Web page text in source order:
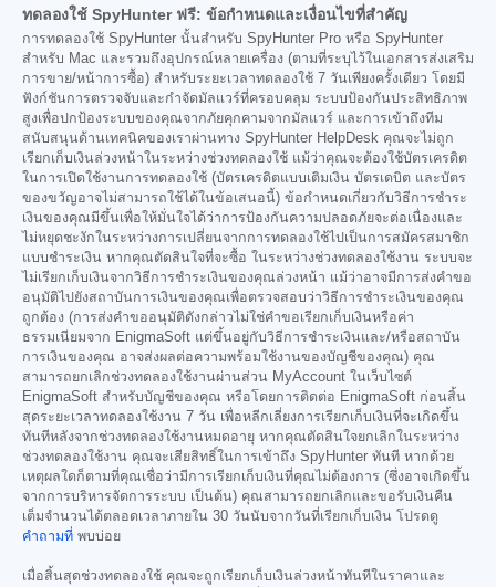
ทดลองใช้ SpyHunter ฟรี: ข้อกำหนดและเงื่อนไขที่สำคัญ
การทดลองใช้ SpyHunter นั้นสำหรับ SpyHunter Pro หรือ SpyHunter
สำหรับ Mac และรวมถึงอุปกรณ์หลายเครื่อง (ตามที่ระบุไว้ในเอกสารส่งเสริม
การขาย/หน้าการซื้อ) สำหรับระยะเวลาทดลองใช้ 7 วันเพียงครั้งเดียว โดยมี
ฟังก์ชันการตรวจจับและกำจัดมัลแวร์ที่ครอบคลุม ระบบป้องกันประสิทธิภาพ
สูงเพื่อปกป้องระบบของคุณจากภัยคุกคามจากมัลแวร์ และการเข้าถึงทีม
สนับสนุนด้านเทคนิคของเราผ่านทาง SpyHunter HelpDesk คุณจะไม่ถูก
เรียกเก็บเงินล่วงหน้าในระหว่างช่วงทดลองใช้ แม้ว่าคุณจะต้องใช้บัตรเครดิต
ในการเปิดใช้งานการทดลองใช้ (บัตรเครดิตแบบเติมเงิน บัตรเดบิต และบัตร
ของขวัญอาจไม่สามารถใช้ได้ในข้อเสนอนี้) ข้อกำหนดเกี่ยวกับวิธีการชำระ
เงินของคุณมีขึ้นเพื่อให้มั่นใจได้ว่าการป้องกันความปลอดภัยจะต่อเนื่องและ
ไม่หยุดชะงักในระหว่างการเปลี่ยนจากการทดลองใช้ไปเป็นการสมัครสมาชิก
แบบชำระเงิน หากคุณตัดสินใจที่จะซื้อ ในระหว่างช่วงทดลองใช้งาน ระบบจะ
ไม่เรียกเก็บเงินจากวิธีการชำระเงินของคุณล่วงหน้า แม้ว่าอาจมีการส่งคำขอ
อนุมัติไปยังสถาบันการเงินของคุณเพื่อตรวจสอบว่าวิธีการชำระเงินของคุณ
ถูกต้อง (การส่งคำขออนุมัติดังกล่าวไม่ใช่คำขอเรียกเก็บเงินหรือค่า
ธรรมเนียมจาก EnigmaSoft แต่ขึ้นอยู่กับวิธีการชำระเงินและ/หรือสถาบัน
การเงินของคุณ อาจส่งผลต่อความพร้อมใช้งานของบัญชีของคุณ) คุณ
สามารถยกเลิกช่วงทดลองใช้งานผ่านส่วน MyAccount ในเว็บไซต์
EnigmaSoft สำหรับบัญชีของคุณ หรือโดยการติดต่อ EnigmaSoft ก่อนสิ้น
สุดระยะเวลาทดลองใช้งาน 7 วัน เพื่อหลีกเลี่ยงการเรียกเก็บเงินที่จะเกิดขึ้น
ทันทีหลังจากช่วงทดลองใช้งานหมดอายุ หากคุณตัดสินใจยกเลิกในระหว่าง
ช่วงทดลองใช้งาน คุณจะเสียสิทธิ์ในการเข้าถึง SpyHunter ทันที หากด้วย
เหตุผลใดก็ตามที่คุณเชื่อว่ามีการเรียกเก็บเงินที่คุณไม่ต้องการ (ซึ่งอาจเกิดขึ้น
จากการบริหารจัดการระบบ เป็นต้น) คุณสามารถยกเลิกและขอรับเงินคืน
เต็มจำนวนได้ตลอดเวลาภายใน 30 วันนับจากวันที่เรียกเก็บเงิน โปรดดู
คำถามที่ พบบ่อย
เมื่อสิ้นสุดช่วงทดลองใช้ คุณจะถูกเรียกเก็บเงินล่วงหน้าทันทีในราคาและ